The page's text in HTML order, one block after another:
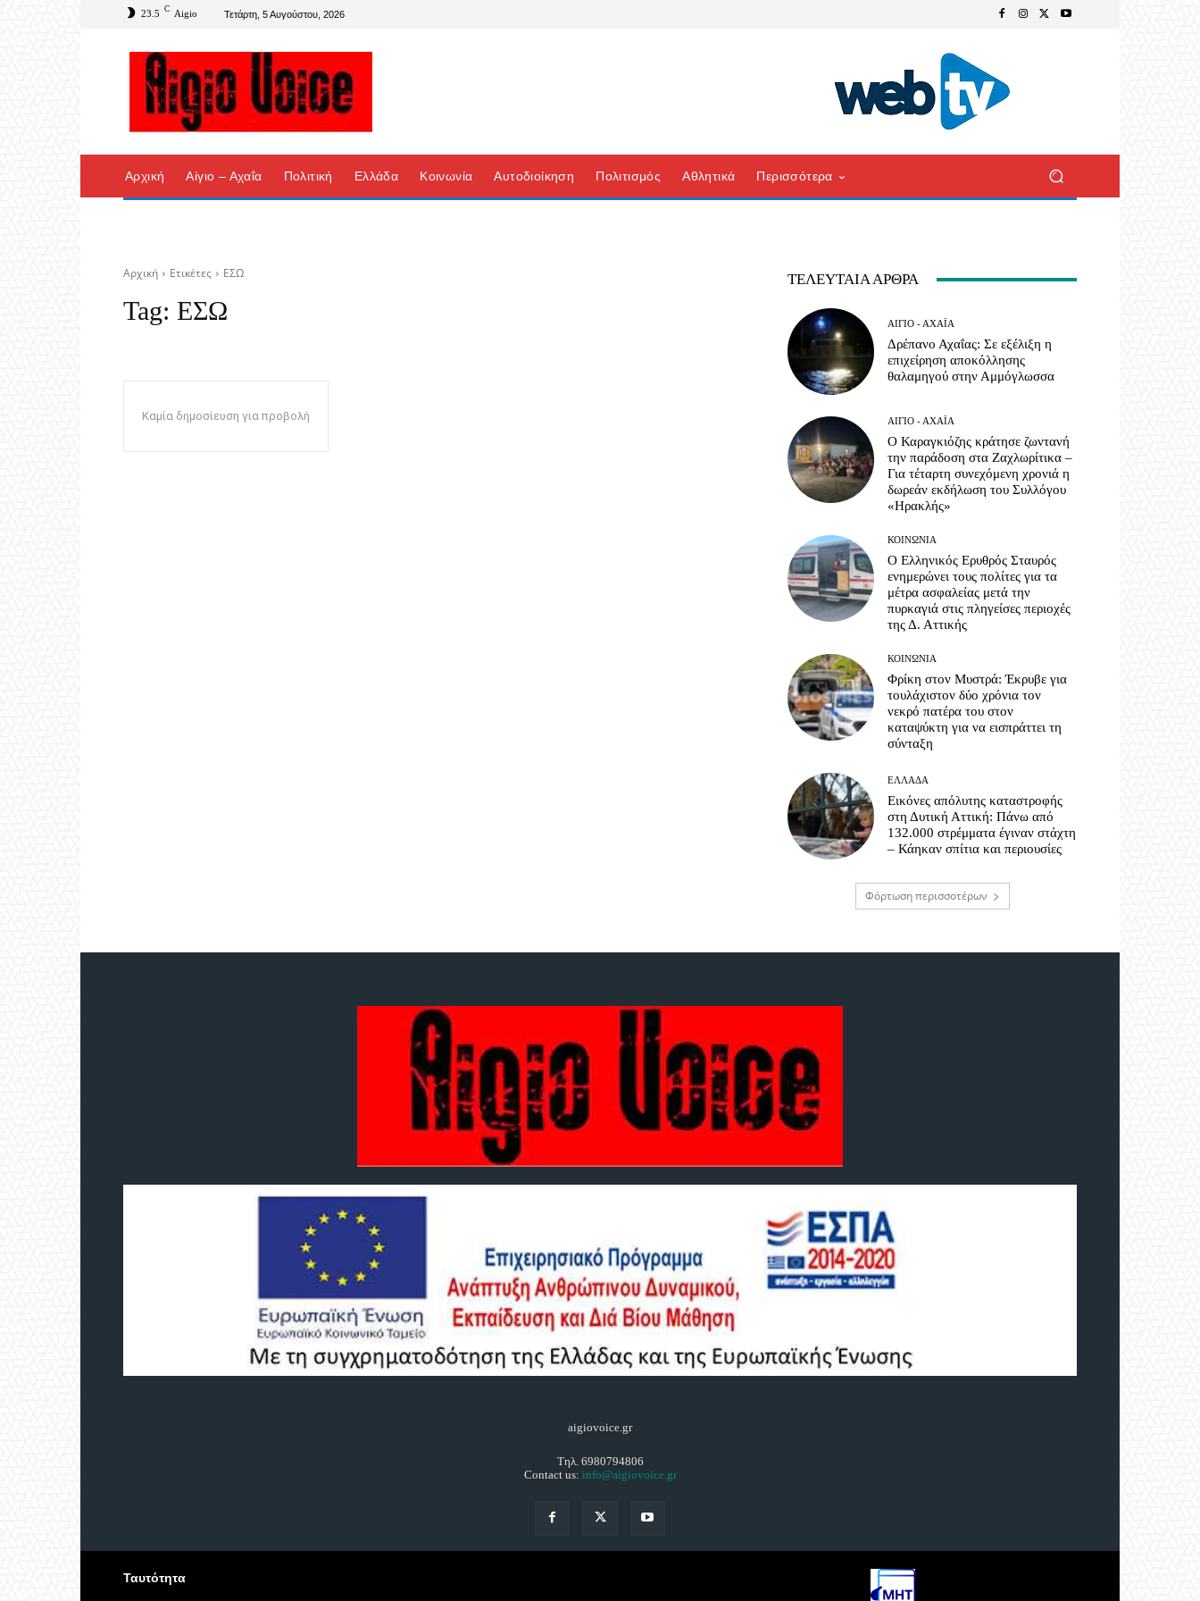
23.5 C Aigio Τετάρτη, 5 Αυγούστου, 2026
Αρχική Αίγιο – Αχαΐα Πολιτική Ελλάδα Κοινωνία Αυτοδιοίκηση Πολιτισμός Αθλητικά Περισσότερα
Αρχική Ετικέτες ΕΣΩ
Tag: ΕΣΩ
Καμία δημοσίευση για προβολή
ΤΕΛΕΥΤΑΊΑ ΆΡΘΡΑ
ΑΊΓΙΟ - ΑΧΑΪ́Α
Δρέπανο Αχαΐας: Σε εξέλιξη η
επιχείρηση αποκόλλησης
θαλαμηγού στην Αμμόγλωσσα
ΑΊΓΙΟ - ΑΧΑΪ́Α
Ο Καραγκιόζης κράτησε ζωντανή
την παράδοση στα Ζαχλωρίτικα –
Για τέταρτη συνεχόμενη χρονιά η
δωρεάν εκδήλωση του Συλλόγου
«Ηρακλής»
ΚΟΙΝΩΝΊΑ
Ο Ελληνικός Ερυθρός Σταυρός
ενημερώνει τους πολίτες για τα
μέτρα ασφαλείας μετά την
πυρκαγιά στις πληγείσες περιοχές
της Δ. Αττικής
ΚΟΙΝΩΝΊΑ
Φρίκη στον Μυστρά: Έκρυβε για
τουλάχιστον δύο χρόνια τον
νεκρό πατέρα του στον
καταψύκτη για να εισπράττει τη
σύνταξη
ΕΛΛΆΔΑ
Εικόνες απόλυτης καταστροφής
στη Δυτική Αττική: Πάνω από
132.000 στρέμματα έγιναν στάχτη
– Κάηκαν σπίτια και περιουσίες
Φόρτωση περισσοτέρων
aigiovoice.gr
Τηλ. 6980794806
Contact us: info@aigiovoice.gr
Ταυτότητα